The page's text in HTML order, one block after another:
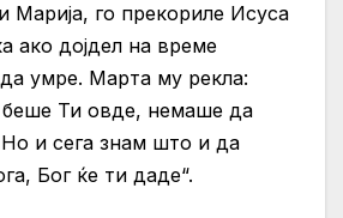
Марија, го прекориле Исуса
ако дојдел на време
умре. Марта му рекла:
беше Ти овде, немаше да
и сега знам што и да
Бог ќе ти даде“.